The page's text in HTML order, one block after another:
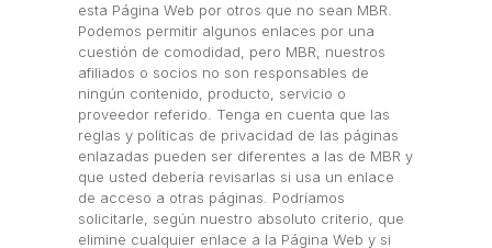
esta Página Web por otros que no sean MBR.
Podemos permitir algunos enlaces por una
cuestión de comodidad, pero MBR, nuestros
afiliados o socios no son responsables de
ningún contenido, producto, servicio o
proveedor referido. Tenga en cuenta que las
reglas y políticas de privacidad de las páginas
enlazadas pueden ser diferentes a las de MBR y
que usted debería revisarlas si usa un enlace
de acceso a otras páginas. Podríamos
solicitarle, según nuestro absoluto criterio, que
elimine cualquier enlace a la Página Web y si